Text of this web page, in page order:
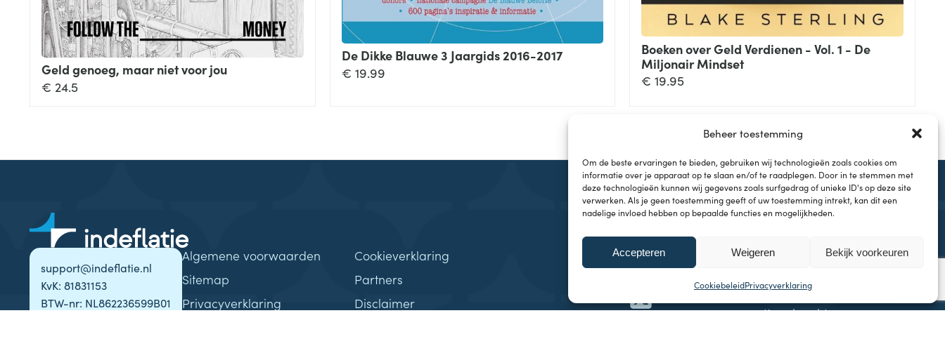
Beheer toestemming
Om de beste ervaringen te bieden, gebruiken wij technologieën zoals cookies om
informatie over je apparaat op te slaan en/of te raadplegen. Door in te stemmen met
deze technologieën kunnen wij gegevens zoals surfgedrag of unieke ID's op deze site
verwerken. Als je geen toestemming geeft of uw toestemming intrekt, kan dit een
nadelige invloed hebben op bepaalde functies en mogelijkheden.
Accepteren Weigeren Bekijk voorkeuren
CookiebeleidPrivacyverklaring
Geld genoeg, maar niet voor jou
€ 24.5
De Dikke Blauwe 3 Jaargids 2016-2017
€ 19.99
Boeken over Geld Verdienen - Vol. 1 - De
Miljonair Mindset
€19.95
support@indeflatie.nl
KvK: 81831153
BTW-nr: NL862236599B01
Algemene voorwaarden
Cookieverklaring
Sitemap
Partners
Privacyverklaring
Disclaimer
Onderwerpen
Investeren & Beleggen
Koopkracht